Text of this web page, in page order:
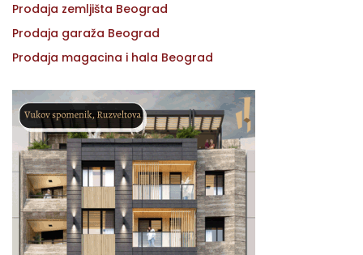
Prodaja zemljišta Beograd
Prodaja garaža Beograd
Prodaja magacina i hala Beograd